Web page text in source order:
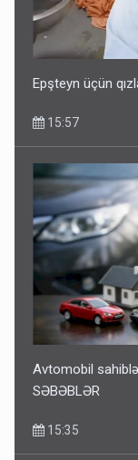
Epşteyn üçün
15:57
Avtomobil
SƏBƏBLƏR
15:35